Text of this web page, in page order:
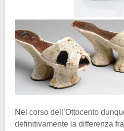
Nel corso dell’Ottocento
definitivamente la differenza fra